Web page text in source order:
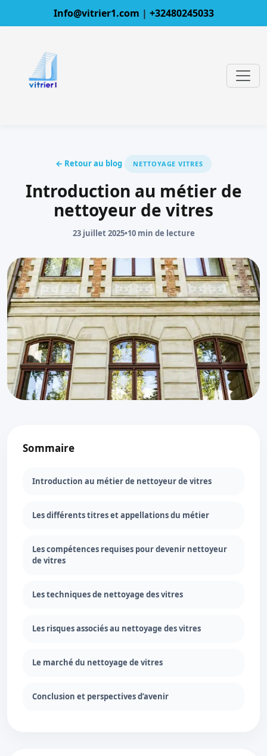
Info@vitrier1.com | +32480245033
← Retour au blog NETTOYAGE VITRES
Introduction au métier de
nettoyeur de vitres
23 juillet 2025•10 min de lecture
Sommaire
Introduction au métier de nettoyeur de vitres
Les différents titres et appellations du métier
Les compétences requises pour devenir nettoyeur
de vitres
Les techniques de nettoyage des vitres
Les risques associés au nettoyage des vitres
Le marché du nettoyage de vitres
Conclusion et perspectives d’avenir